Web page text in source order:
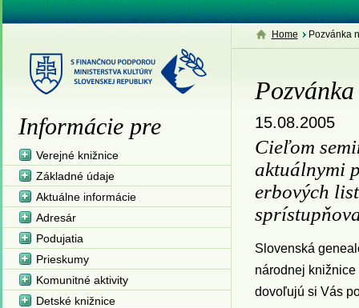
Home Pozvánka
15.08.2005
Cieľom
aktuálnymi
erbových
Slovenská
národnej knižnice
dovoľujú si Vás
Informácie pre
Verejné knižnice
Základné údaje
Aktuálne informácie
Adresár
Podujatia
Prieskumy
Komunitné aktivity
Detské knižnice